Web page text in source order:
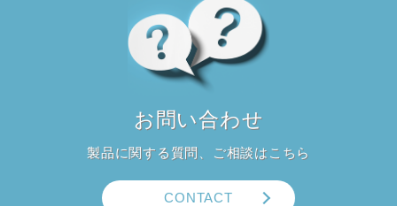
お問い合わせ
製品に関する質問、ご相談はこちら
CONTACT